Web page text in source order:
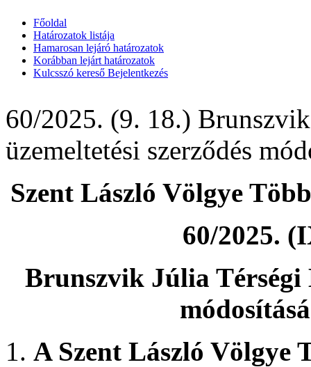
Főoldal
Határozatok listája
Hamarosan lejáró határozatok
Korábban lejárt határozatok
Kulcsszó kereső Bejelentkezés
60/2025. (9. 18.)
üzemeltetési szerződés
Szent László Völgye
60/2025.
Brunszvik Júlia Térségi
A Szent László Völgye